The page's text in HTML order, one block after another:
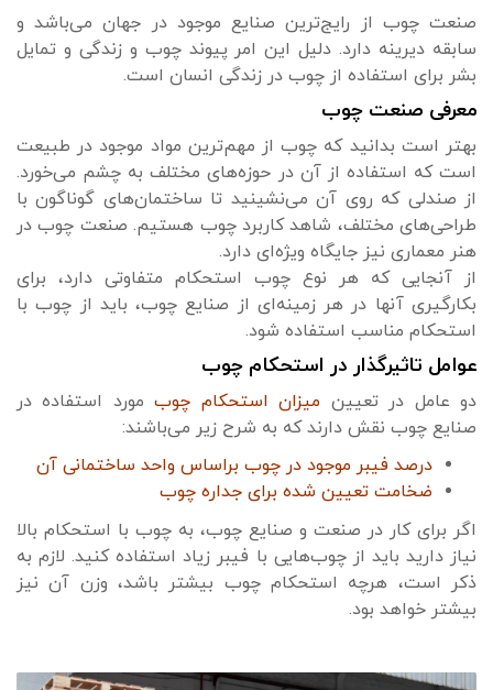
صنعت چوب از رایج‌ترین صنایع موجود در جهان می‌باشد و
سابقه دیرینه دارد. دلیل این امر پیوند چوب و زندگی و تمایل
بشر برای استفاده از چوب در زندگی انسان است.
معرفی صنعت چوب
بهتر است بدانید که چوب از مهم‌ترین مواد موجود در طبیعت
است که استفاده از آن در حوزه‌های مختلف به چشم می‌خورد.
از صندلی که روی آن می‌نشینید تا ساختمان‌های گوناگون با
طراحی‌های مختلف، شاهد کاربرد چوب هستیم. صنعت چوب در
هنر معماری نیز جایگاه ویژه‌ای دارد.
از آنجایی که هر نوع چوب استحکام متفاوتی دارد، برای
بکارگیری آنها در هر زمینه‌ای از صنایع چوب، باید از چوب با
استحکام مناسب استفاده شود.
عوامل تاثیرگذار در استحکام چوب
دو عامل در تعیین میزان استحکام چوبمورد استفاده در
صنایع چوب نقش دارند که به شرح زیر می‌باشند:
درصد فیبر موجود در چوب براساس واحد ساختمانی آن
ضخامت تعیین شده برای جداره چوب
اگر برای کار در صنعت و صنایع چوب، به چوب با استحکام بالا
نیاز دارید باید از چوب‌هایی با فیبر زیاد استفاده کنید. لازم به
ذکر است، هرچه استحکام چوب بیشتر باشد، وزن آن نیز
بیشتر خواهد بود.